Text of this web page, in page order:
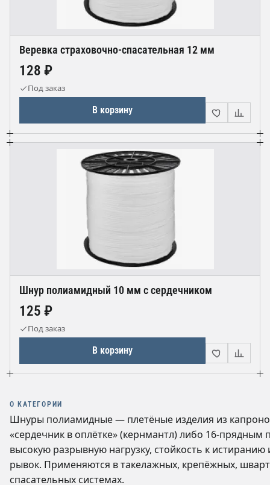
Веревка страховочно-спасательная 12 мм
128 ₽
Под заказ
В корзину
Шнур полиамидный 10 мм с сердечником
125 ₽
Под заказ
В корзину
О КАТЕГОРИИ
Шнуры полиамидные — плетёные изделия из
«сердечник в оплётке» (кернмантл) либо 16-
высокую разрывную нагрузку, стойкость к
рывок. Применяются в такелажных, крепёжных,
спасательных системах.